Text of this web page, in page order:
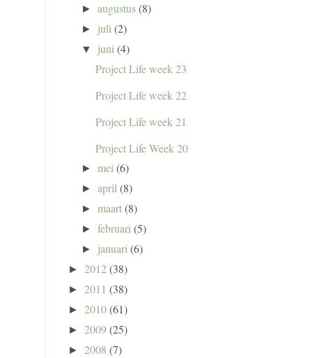
►augustus(8)
► juli(2)
▼ juni(4)
Project Life week 23
Project Life week 22
Project Life week 21
Project Life Week 20
►mei(6)
►april(8)
►maart(8)
►februari(5)
► januari(6)
► 2012(38)
► 2011 (38)
► 2010(61)
► 2009(25)
► 2008 (7)